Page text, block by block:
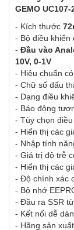
GEMO UC107-
- Kích thước
- Bộ điều khiển
- Đầu vào
10V, 0-1V
- Hiệu chuẩn
- Chữ số dấu
- Dạng điều
- Báo động
- Tùy chọn
- Hiển thị các
- Nhập tính
- Giá trị độ trễ
- Hiển thị các
- Độ chính xác
- Bộ nhớ
- Đầu ra SSR
- Kết nối dễ
- Hãng sản